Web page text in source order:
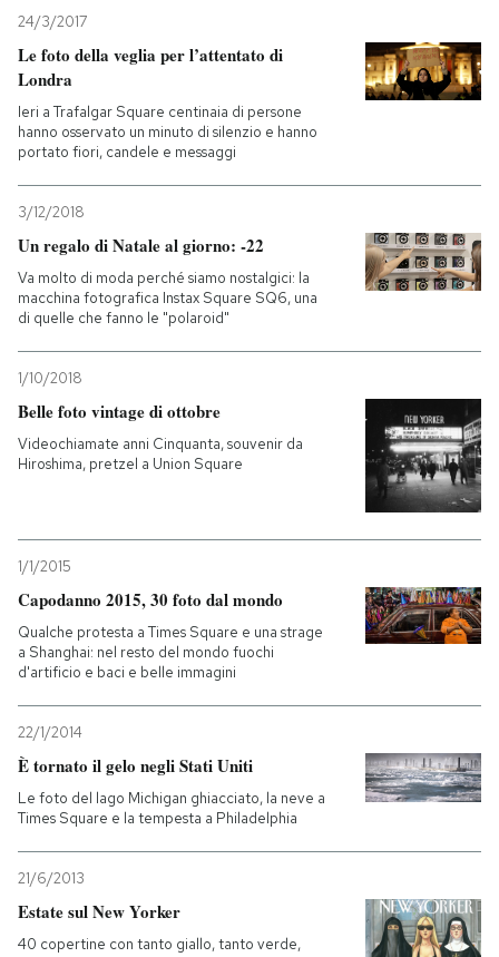
24/3/2017
Le foto della veglia per l’attentato di
Londra
Ieri a Trafalgar Square centinaia di persone
hanno osservato un minuto di silenzio e hanno
portato fiori, candele e messaggi
3/12/2018
Un regalo di Natale al giorno: -22
Va molto di moda perché siamo nostalgici: la
macchina fotografica Instax Square SQ6, una
di quelle che fanno le "polaroid"
1/10/2018
Belle foto vintage di ottobre
Videochiamate anni Cinquanta, souvenir da
Hiroshima, pretzel a Union Square
1/1/2015
Capodanno 2015, 30 foto dal mondo
Qualche protesta a Times Square e una strage
a Shanghai: nel resto del mondo fuochi
d'artificio e baci e belle immagini
22/1/2014
È tornato il gelo negli Stati Uniti
Le foto del lago Michigan ghiacciato, la neve a
Times Square e la tempesta a Philadelphia
21/6/2013
Estate sul New Yorker
40 copertine con tanto giallo, tanto verde,